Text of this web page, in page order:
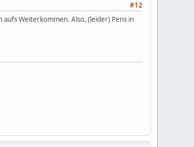
#12
Weiterkommen. Also, (leider) Pens in